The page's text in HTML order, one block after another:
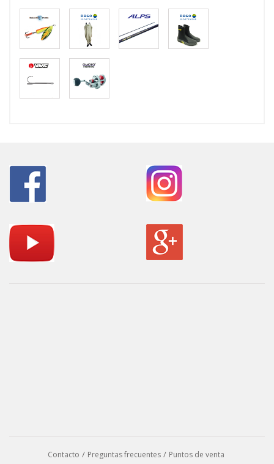
Contacto Preguntas frecuentes Puntos de venta